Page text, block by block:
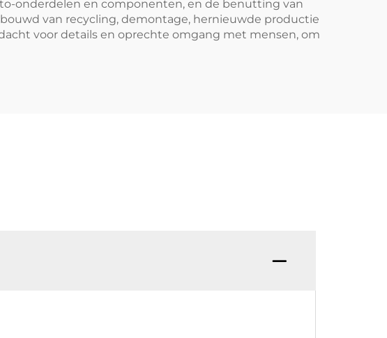
onderdelen en componenten, en de benutting van
van recycling, demontage, hernieuwde productie
voor details en oprechte omgang met mensen, om